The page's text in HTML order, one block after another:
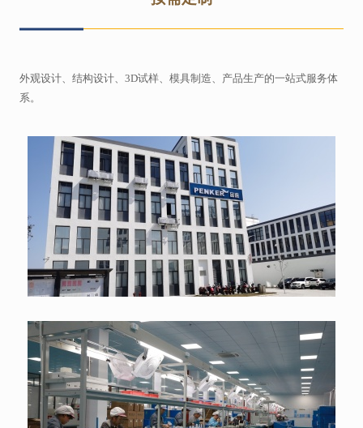
外观设计、结构设计、3D试样、模具制造、产品生产的一站式服务体
系。